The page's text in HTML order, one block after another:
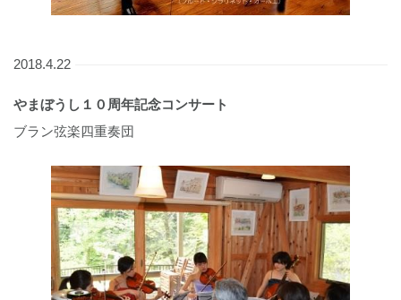
2018.4.22
やまぼうし１０周年記念コンサート
ブラン弦楽四重奏団